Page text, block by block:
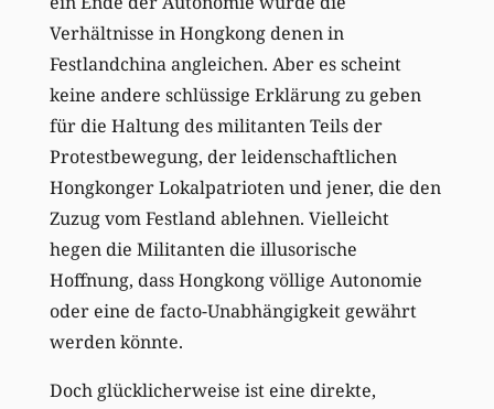
Verhältnisse in Hongkong denen in
Festlandchina angleichen. Aber es scheint
keine andere schlüssige Erklärung zu geben
für die Haltung des militanten Teils der
Protestbewegung, der leidenschaftlichen
Hongkonger Lokalpatrioten und jener, die den
Zuzug vom Festland ablehnen. Vielleicht
hegen die Militanten die illusorische
Hoffnung, dass Hongkong völlige Autonomie
oder eine de facto-Unabhängigkeit gewährt
werden könnte.
Doch glücklicherweise ist eine direkte,